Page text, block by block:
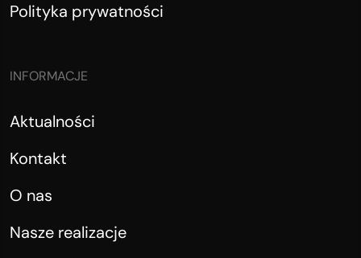
Polityka prywatności
INFORMACJE
Aktualności
Kontakt
O nas
Nasze realizacje